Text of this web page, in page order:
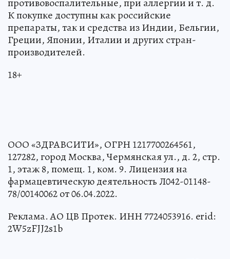
противовоспалительные, при аллергии и т. д.
К покупке доступны как российские
препараты, так и средства из Индии, Бельгии,
Греции, Японии, Италии и других стран-
производителей.
18+
ООО «ЗДРАВСИТИ», ОГРН 1217700264561,
127282, город Москва, Чермянская ул., д. 2, стр.
1, этаж 8, помещ. 1, ком. 9. Лицензия на
фармацевтическую деятельность Л042-01148-
78/00140062 от 06.04.2022.
Реклама. АО ЦВ Протек. ИНН 7724053916. erid:
2W5zFJJ2s1b